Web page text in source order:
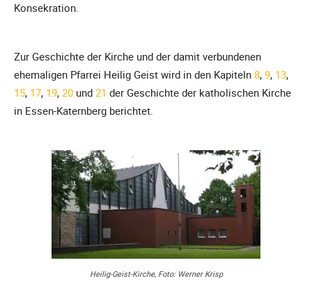
Konsekration.
Zur Geschichte der Kirche und der damit verbundenen
ehemaligen Pfarrei Heilig Geist wird in den Kapiteln 8, 9, 13,
15, 17, 19, 20 und 21 der Geschichte der katholischen Kirche
in Essen-Katernberg berichtet.
Heilig-Geist-Kirche, Foto: Werner Krisp